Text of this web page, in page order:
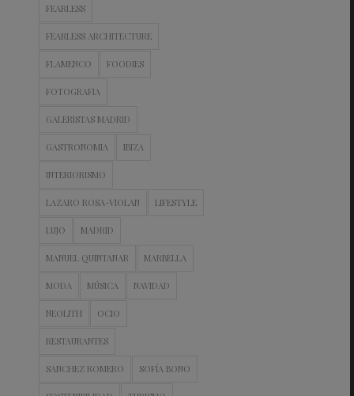
FEARLESS
FEARLESS ARCHITECTURE
FLAMENCO FOODIES
FOTOGRAFIA
GALERISTAS MADRID
GASTRONOMIA IBIZA
INTERIORISMO
LAZARO ROSA-VIOLAN LIFESTYLE
LUJO MADRID
MANUEL QUINTANAR MARBELLA
MODA MÚSICA NAVIDAD
NEOLITH OCIO
RESTAURANTES
SANCHEZ ROMERO SOFÍA BONO